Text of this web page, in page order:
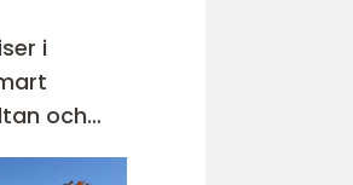
i
och